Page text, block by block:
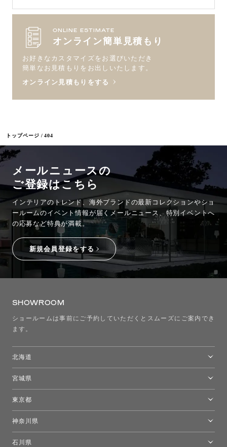
トップページ 404
ONLINE ESTIMATE
オンライン簡単見積もり
お好きなカスタマイズをお選びいただき
簡単なお見積もりをお出しいたします。
オンライン見積もりをする
メールニュースの
ご登録はこちら
インテリアのトレンド、海外ブランドの最新コレクションやショ
ールームのイベント情報が届くメールニュース、特別イベントへ
の応募など特典が満載。
新規会員登録をする
SHOWROOM
ショールームは事前にご予約していただくとスムーズにご案内でき
ます。
北海道
宮城県
東京都
モーイ東京
神奈川県
石川県